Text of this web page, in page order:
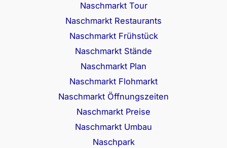
Naschmarkt Tour
Naschmarkt Restaurants
Naschmarkt Frühstück
Naschmarkt Stände
Naschmarkt Plan
Naschmarkt Flohmarkt
Naschmarkt Öffnungszeiten
Naschmarkt Preise
Naschmarkt Umbau
Naschpark